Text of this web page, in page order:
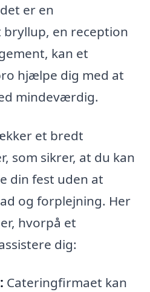
er en
en reception
kan et
hjælpe dig med at
mindeværdig.
et bredt
som sikrer, at du kan
din fest uden at
og forplejning. Her
hvorpå et
dig:
Cateringfirmaet kan